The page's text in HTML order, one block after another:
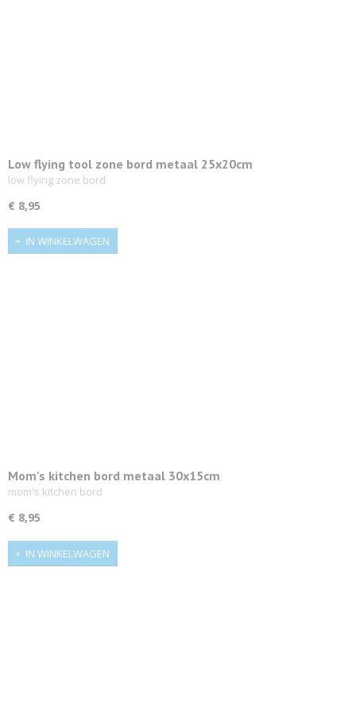
Low flying tool zone bord metaal 25x20cm
low flying zone bord
€ 8,95
IN WINKELWAGEN
Mom's kitchen bord metaal 30x15cm
mom's kitchen bord
€ 8,95
IN WINKELWAGEN